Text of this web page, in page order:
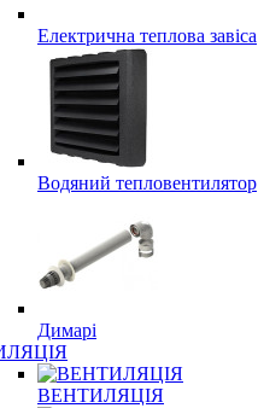
Електрична теплова завіса
Водяний тепловентилятор
Димарі
ВЕНТИЛЯЦІЯ